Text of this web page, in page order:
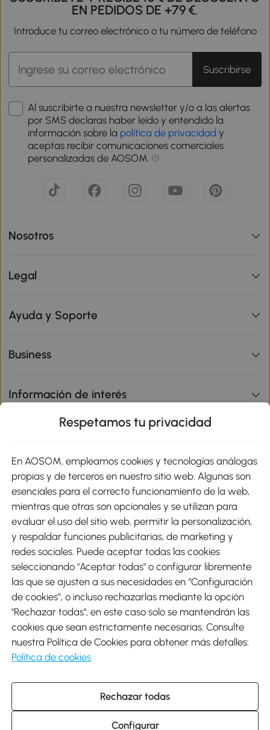
EN PEDIDOS DE +79 €.
Introduce tu correo electrónico o tu número de teléfono
Suscribirse
Al suscribirte a nuestra newsletter y/o a las alertas
por SMS declaras haber leído y entendido la
información sobre la política de privacidad y
aceptas recibir comunicaciones comerciales
personalizadas de AOSOM.
Nosotros
Legal
Ayuda y Soporte
Business
Información de interés
Métodos de Pago
Envíos
Descargar Aosom App
Google Play
931 29 45 12 (L-V de 8:30 a 17:30h)
atencioncliente@aosom.es
C/ Roc Gros, nº 15. 08550 Els Hostalets de Balenyà (Barcelona),
Respetamos tu privacidad
En AOSOM, empleamos cookies y tecnologías análogas
propias y de terceros en nuestro sitio web. Algunas son
esenciales para el correcto funcionamiento de la web,
mientras que otras son opcionales y se utilizan para
evaluar el uso del sitio web, permitir la personalización,
y respaldar funciones publicitarias, de marketing y
redes sociales. Puede aceptar todas las cookies
seleccionando "Aceptar todas" o configurar libremente
las que se ajusten a sus necesidades en “Configuración
de cookies”, o incluso rechazarlas mediante la opción
"Rechazar todas", en este caso solo se mantendrán las
cookies que sean estrictamente necesarias. Consulte
nuestra Política de Cookies para obtener más detalles:
Política de cookies
Rechazar todas
Configurar